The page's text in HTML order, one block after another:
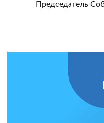
Председатель